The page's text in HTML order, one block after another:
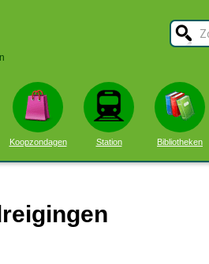
Koopzondagen Station Bibliotheken